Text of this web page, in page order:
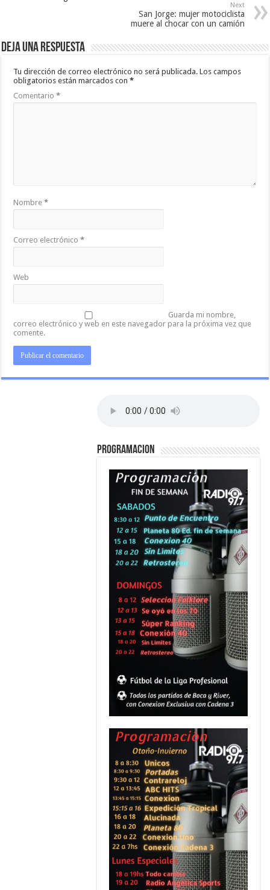
Next
San Jorge: mujer motociclista
muere al chocar con un camión
Deja una respuesta
Tu dirección de correo electrónico no será publicada. Los campos
obligatorios están marcados con*
Comentario*
Nombre*
Correo electrónico*
Web
Guarda mi nombre,
correo electrónico y web en este navegador para la próxima vez que
comente.
PROGRAMACION